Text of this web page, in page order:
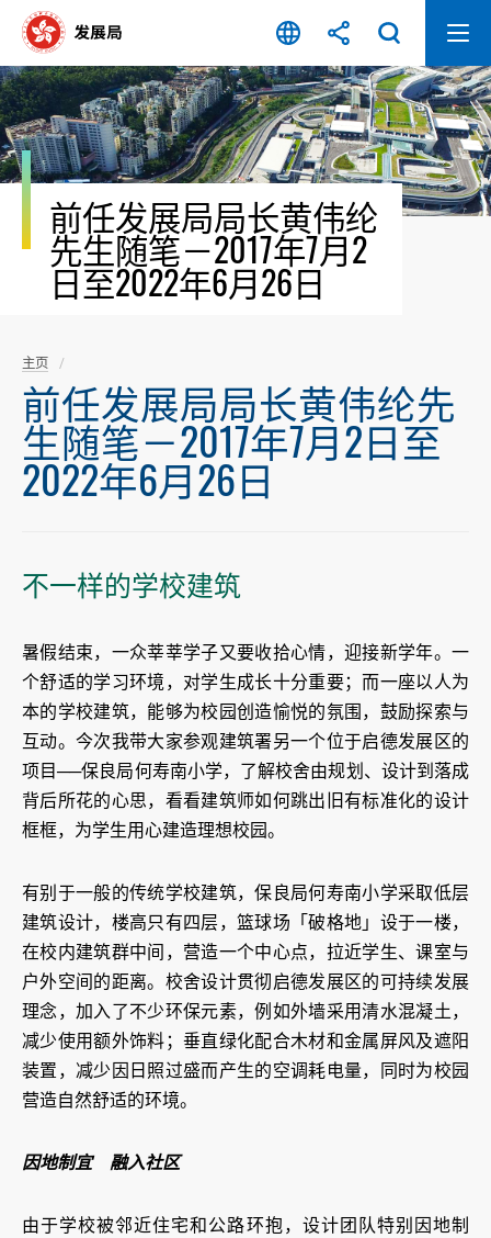
容
开
始
前任发展局局长黄伟纶
先生随笔－2017年7月2
日至2022年6月26日
主页
前任发展局局长黄伟纶先
生随笔－2017年7月2日至
2022年6月26日
不一样的学校建筑
暑假结束，一众莘莘学子又要收拾心情，迎接新学年。一
个舒适的学习环境，对学生成长十分重要；而一座以人为
本的学校建筑，能够为校园创造愉悦的氛围，鼓励探索与
互动。今次我带大家参观建筑署另一个位于启德发展区的
项目──保良局何寿南小学，了解校舍由规划、设计到落成
背后所花的心思，看看建筑师如何跳出旧有标准化的设计
框框，为学生用心建造理想校园。
有别于一般的传统学校建筑，保良局何寿南小学采取低层
建筑设计，楼高只有四层，篮球场「破格地」设于一楼，
在校内建筑群中间，营造一个中心点，拉近学生、课室与
户外空间的距离。校舍设计贯彻启德发展区的可持续发展
理念，加入了不少环保元素，例如外墙采用清水混凝土，
减少使用额外饰料；垂直绿化配合木材和金属屏风及遮阳
装置，减少因日照过盛而产生的空调耗电量，同时为校园
营造自然舒适的环境。
因地制宜 融入社区
由于学校被邻近住宅和公路环抱，设计团队特别因地制